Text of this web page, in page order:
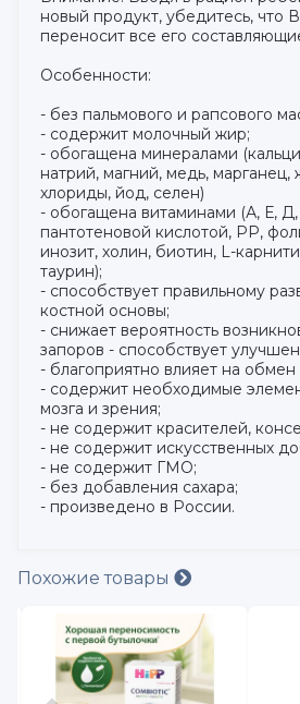
новый продукт, убедитесь, что
переносит все его
Особенности:
- без пальмового и рапсового
- содержит молочный жир;
- обогащена минералами
натрий, магний, медь, марганец,
хлориды, йод, селен)
- обогащена витаминами (А, Е,
пантотеновой кислотой, РР,
инозит, холин, биотин, L-
таурин);
- способствует правильному
костной основы;
- снижает вероятность
запоров - способствует
- благоприятно влияет на обмен
- содержит необходимые
мозга и зрения;
- не содержит красителей,
- не содержит искусственных
- не содержит ГМО;
- без добавления сахара;
- произведено в России.
Похожие товары